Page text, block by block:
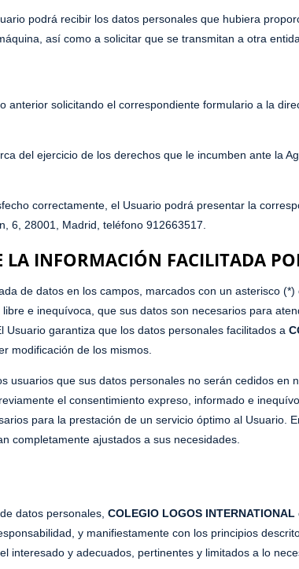
podrá recibir los datos personales que hubiera
así como a solicitar que se transmitan a otra
solicitando el correspondiente formulario a la
del ejercicio de los derechos que le incumben ante la
correctamente, el Usuario podrá presentar la
6, 28001, Madrid, teléfono 912663517.
INFORMACIÓN FACILITADA
de datos en los campos, marcados con un asterisco
e inequívoca, que sus datos son necesarios para
Usuario garantiza que los datos personales facilitados a
modificación de los mismos.
usuarios que sus datos personales no serán cedidos en
el consentimiento expreso, informado e
para la prestación de un servicio óptimo al Usuario.
completamente ajustados a sus necesidades.
datos personales,COLEGIO LOGOS INTERNATIONAL
y manifiestamente con los principios
interesado y adecuados, pertinentes y limitados a lo